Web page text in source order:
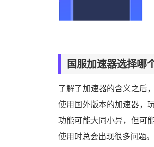
国服加速器选择哪
了解了加速器的含义之后
使用国外版本的加速器，
功能可能大同小异，但可
使用时总会出现很多问题